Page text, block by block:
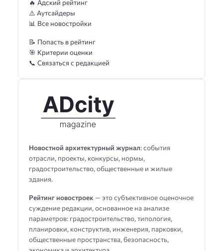
Новостной архитектурный журнал: события
отрасли, проекты, конкурсы, нормы,
градостроительство, общественные и жилые
здания.
Рейтинг новостроек — это субъективное оценочное
суждение редакции, основанное на анализе
параметров: градостроительство, типология,
планировки, конструктив, инженерия, парковки,
общественные пространства, безопасность,
🔥 Адский рейтинг
⚠️ Аутсайдеры
📊 Все новостройки
📝 Попасть в рейтинг
🎯 Критерии оценки
📞 Связаться с редакцией